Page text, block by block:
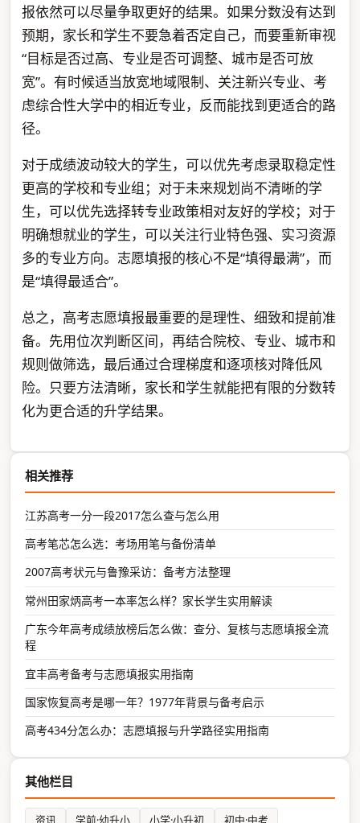
报依然可以尽量争取更好的结果。如果分数没有达到
预期，家长和学生不要急着否定自己，而要重新审视
“目标是否过高、专业是否可调整、城市是否可放
宽”。有时候适当放宽地域限制、关注新兴专业、考
虑综合性大学中的相近专业，反而能找到更适合的路
径。
对于成绩波动较大的学生，可以优先考虑录取稳定性
更高的学校和专业组；对于未来规划尚不清晰的学
生，可以优先选择转专业政策相对友好的学校；对于
明确想就业的学生，可以关注行业特色强、实习资源
多的专业方向。志愿填报的核心不是“填得最满”，而
是“填得最适合”。
总之，高考志愿填报最重要的是理性、细致和提前准
备。先用位次判断区间，再结合院校、专业、城市和
规则做筛选，最后通过合理梯度和逐项核对降低风
险。只要方法清晰，家长和学生就能把有限的分数转
化为更合适的升学结果。
相关推荐
江苏高考一分一段2017怎么查与怎么用
高考笔芯怎么选：考场用笔与备份清单
2007高考状元与鲁豫采访：备考方法整理
常州田家炳高考一本率怎么样？家长学生实用解读
广东今年高考成绩放榜后怎么做：查分、复核与志愿填报全流
程
宜丰高考备考与志愿填报实用指南
国家恢复高考是哪一年？1977年背景与备考启示
高考434分怎么办：志愿填报与升学路径实用指南
其他栏目
资讯 学前·幼升小 小学·小升初 初中·中考